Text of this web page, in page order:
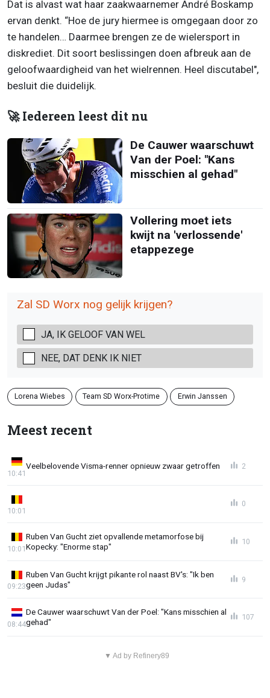
Dat is alvast wat haar zaakwaarnemer André Boskamp
ervan denkt. “Hoe de jury hiermee is omgegaan door zo
te handelen… Daarmee brengen ze de wielersport in
diskrediet. Dit soort beslissingen doen afbreuk aan de
geloofwaardigheid van het wielrennen. Heel discutabel",
besluit die duidelijk.
🚀 Iedereen leest dit nu
De Cauwer waarschuwt
Van der Poel: "Kans
misschien al gehad"
Vollering moet iets
kwijt na 'verlossende'
etappezege
Zal SD Worx nog gelijk krijgen?
JA, IK GELOOF VAN WEL
NEE, DAT DENK IK NIET
Lorena Wiebes Team SD Worx-Protime Erwin Janssen
Meest recent
Veelbelovende Visma-renner opnieuw zwaar getroffen
10:41
2
10:01
0
Ruben Van Gucht ziet opvallende metamorfose bij
Kopecky: "Enorme stap"
10:01
10
Ruben Van Gucht krijgt pikante rol naast BV's: "Ik ben
geen Judas"
09:23
9
De Cauwer waarschuwt Van der Poel: "Kans misschien al
gehad"
08:44
107
▼ Ad by Refinery89